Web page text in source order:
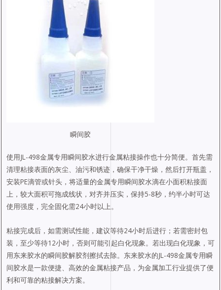
瞬间胶
使用JL-498金属专用瞬间胶水进行金属粘接操作也十分简便。首先需
清理粘接表面的灰尘、油污和锈迹，确保干净干燥，然后打开瓶盖，
安装PE滴管或针头，将适量的金属专用瞬间胶水滴在小面积粘接面
上，较大面积可拖成线状，对齐并压实，保持5-8秒，约半小时可达
使用强度，完全固化需24小时以上。
粘接完成后，如需测试性能，建议等待24小时后进行；若需密封包
装，至少等待12小时，否则可能引起白化现象。若出现白化现象，可
用东来胶水的瞬间胶解胶剂擦拭去除。东来胶水的JL-498金属专用瞬
间胶水是一款便捷、高效的金属粘接产品，为金属加工行业提供了便
利和可靠的粘接解决方案。